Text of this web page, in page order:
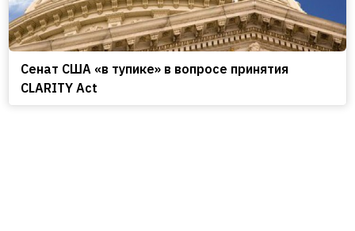
Сенат США «в тупике» в вопросе принятия
CLARITY Act